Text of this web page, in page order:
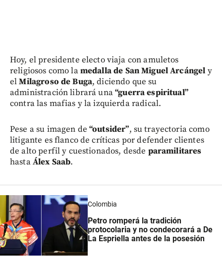
Hoy, el presidente electo viaja con amuletos
religiosos como lamedalla de San Miguel Arcángel y
elMilagroso de Buga, diciendo que su
administración librará una“guerra espiritual”
contra las mafias y la izquierda radical.
Pese a su imagen de “outsider”, su trayectoria como
litigante es flanco de críticas por defender clientes
de alto perfil y cuestionados, desde paramilitares
hastaÁlex Saab.
Colombia
Petro romperá la tradición
protocolaria y no condecorará a De
La Espriella antes de la posesión